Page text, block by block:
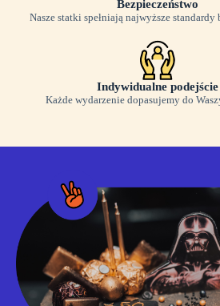
Bezpieczeństwo
Nasze statki spełniają najwyższe standardy
Indywidualne podejście
Każde wydarzenie dopasujemy do